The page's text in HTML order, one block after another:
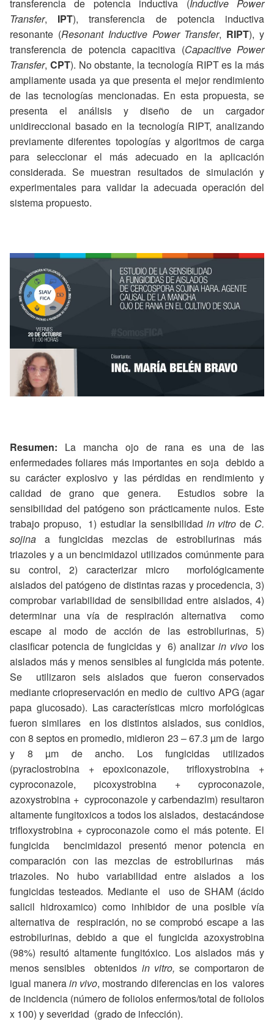
transferencia de potencia inductiva (Inductive Power
Transfer, IPT), transferencia de potencia inductiva
resonante (Resonant Inductive Power Transfer, RIPT), y
transferencia de potencia capacitiva (Capacitive Power
Transfer, CPT). No obstante, la tecnología RIPT es la más
ampliamente usada ya que presenta el mejor rendimiento
de las tecnologías mencionadas. En esta propuesta, se
presenta el análisis y diseño de un cargador
unidireccional basado en la tecnología RIPT, analizando
previamente diferentes topologías y algoritmos de carga
para seleccionar el más adecuado en la aplicación
considerada. Se muestran resultados de simulación y
experimentales para validar la adecuada operación del
sistema propuesto.
Resumen: La mancha ojo de rana es una de las
enfermedades foliares más importantes en soja debido a
su carácter explosivo y las pérdidas en rendimiento y
calidad de grano que genera. Estudios sobre la
sensibilidad del patógeno son prácticamente nulos. Este
trabajo propuso, 1) estudiar la sensibilidad in vitrode C.
sojina a fungicidas mezclas de estrobilurinas más
triazoles y a un bencimidazol utilizados comúnmente para
su control, 2) caracterizar micro morfológicamente
aislados del patógeno de distintas razas y procedencia, 3)
comprobar variabilidad de sensibilidad entre aislados, 4)
determinar una vía de respiración alternativa como
escape al modo de acción de las estrobilurinas, 5)
clasificar potencia de fungicidas y 6) analizarin vivo los
aislados más y menos sensibles al fungicida más potente.
Se utilizaron seis aislados que fueron conservados
mediante criopreservación en medio de cultivo APG (agar
papa glucosado). Las características micro morfológicas
fueron similares en los distintos aislados, sus conidios,
con 8 septos en promedio, midieron 23 – 67.3 µm de largo
y 8 µm de ancho. Los fungicidas utilizados
(pyraclostrobina + epoxiconazole, trifloxystrobina +
cyproconazole, picoxystrobina + cyproconazole,
azoxystrobina + cyproconazole y carbendazim) resultaron
altamente fungitoxicos a todos los aislados, destacándose
trifloxystrobina + cyproconazole como el más potente. El
fungicida bencimidazol presentó menor potencia en
comparación con las mezclas de estrobilurinas más
triazoles. No hubo variabilidad entre aislados a los
fungicidas testeados. Mediante el uso de SHAM (ácido
salicil hidroxamico) como inhibidor de una posible vía
alternativa de respiración, no se comprobó escape a las
estrobilurinas, debido a que el fungicida azoxystrobina
(98%) resultó altamente fungitóxico. Los aislados más y
menos sensibles obtenidos in vitro,se comportaron de
igual manerain vivo, mostrando diferencias en los valores
de incidencia (número de foliolos enfermos/total de foliolos
x 100) y severidad (grado de infección).